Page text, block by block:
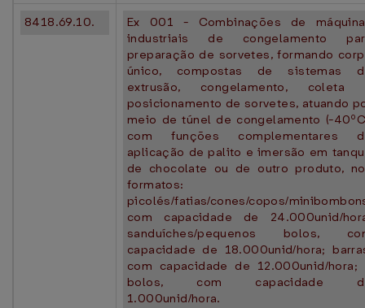
8418.69.10.
Ex 001 - Combinações de
industriais de congelamento
preparação de sorvetes, formando
único, compostas de sistemas
extrusão, congelamento, coleta
posicionamento de sorvetes, atuando
meio de túnel de congelamento (-
com funções complementares
aplicação de palito e imersão em
de chocolate ou de outro produto,
formatos:
picolés/fatias/cones/copos/
com capacidade de 24.000unid/
sanduíches/pequenos bolos,
capacidade de 18.000unid/hora;
com capacidade de 12.000unid/hora;
bolos, com capacidade
1.000unid/hora.